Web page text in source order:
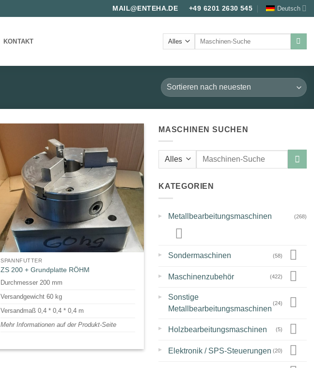
MAIL@ENTEHA.DE +49 6201 2630 545 Deutsch
KONTAKT
Suche
SPANNFUTTER
ZS 200 + Grundplatte RÖHM
Durchmesser 200 mm
Versandgewicht 60 kg
Versandmaß 0,4 * 0,4 * 0,4 m
Mehr Informationen auf der Produkt-Seite
MASCHINEN SUCHEN
Suche
KATEGORIEN
▸ Metallbearbeitungsmaschinen (268)
▸ Sondermaschinen (58)
▸ Maschinenzubehör (422)
▸
Sonstige
Metallbearbeitungsmaschinen
(24)
▸ Holzbearbeitungsmaschinen (5)
▸ Elektronik / SPS-Steuerungen (20)